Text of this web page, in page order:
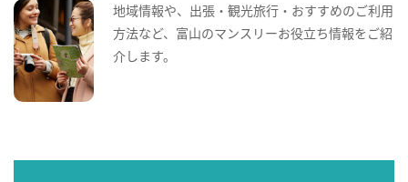
地域情報や、出張・観光旅行・おすすめのご利用
方法など、富山のマンスリーお役立ち情報をご紹
介します。